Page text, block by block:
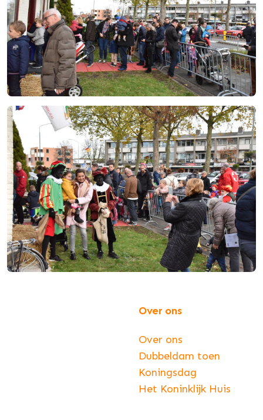
Over ons
Over ons
Dubbeldam toen
Koningsdag
Het Koninklijk Huis